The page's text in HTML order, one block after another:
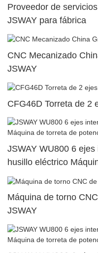
Proveedor de
JSWAY para fábrica
CNC Mecanizado
JSWAY
CFG46D Torreta de 2
JSWAY WU800 6
husillo eléctrico
superior dual13
Máquina de torno
JSWAY